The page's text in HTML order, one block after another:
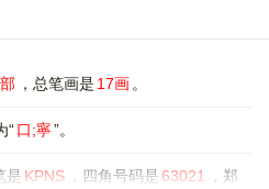
，总笔画是 17画 。
“口;寧”。
是 KPNS ，四角号码是 63021
，郑